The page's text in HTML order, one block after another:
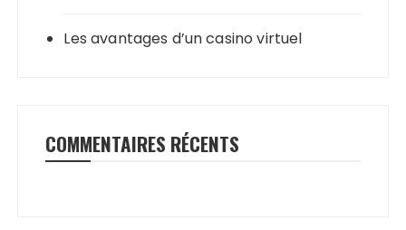
Les avantages d’un casino virtuel
COMMENTAIRES RÉCENTS